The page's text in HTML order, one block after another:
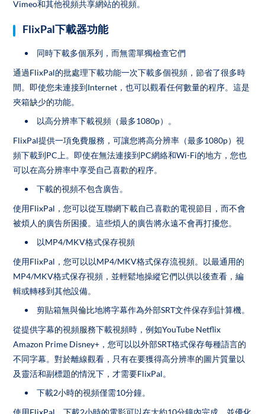
Vimeo和其他視頻共享網站的視頻。
FlixPal下載器功能
同時下載多個系列，而無需單獨檢查它們
通過FlixPal的批處理下載功能一次下載多個視頻，節省了很多時
間。即使您未連接到Internet，也可以觀看任何數量的程序。這是
夾箱缺少的功能。
以高分辨率下載視頻（最多1080p）。
FlixPal提供一項免費服務，可讓您將高分辨率（最多1080p）視
頻下載到PC上。即使在無法連接到PC網絡和Wi-Fi的地方，您也
可以在高分辨率中享受自己喜歡的程序。
下載的視頻不包含廣告。
使用FlixPal，您可以從互聯網下載自己喜歡的電視節目，而不會
被煩人的廣告所困擾。這些煩人的廣告將永遠不會再打擾您。
以MP4/MKV格式保存視頻
使用FlixPal，您可以以MP4/MKV格式保存流視頻。以最通用的
MP4/MKV格式保存視頻，並輕鬆地操縱它們以供以後查看，編
輯或轉移到其他設備。
剪貼箱無與倫比地將字幕作為外部SRT文件保存到計算機。
從提供字幕的視頻服務下載視頻時，例如YouTube Netflix
Amazon Prime Disney+，您可以以外部SRT格式保存每種語言的
不同字幕。對於離線觀看，只有在要獲得高分辨率的圖片質量以
及靈活和副標題的情況下，才需要FlixPal。
下載2小時的視頻僅需10分鐘。